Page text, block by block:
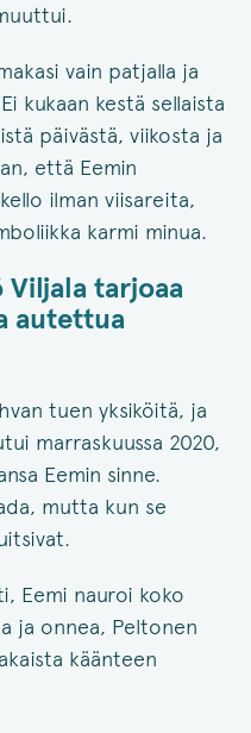
vain patjalla ja
kukaan kestä sellaista
päivästä, viikosta ja
että Eemin
ilman viisareita,
karmi minua.
Viljala tarjoaa
autettua
tuen yksiköitä, ja
marraskuussa 2020,
Eemin sinne.
mutta kun se
Eemi nauroi koko
ja onnea, Peltonen
käänteen